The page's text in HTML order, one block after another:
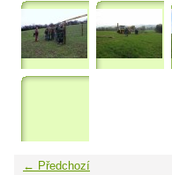
← Předchozí